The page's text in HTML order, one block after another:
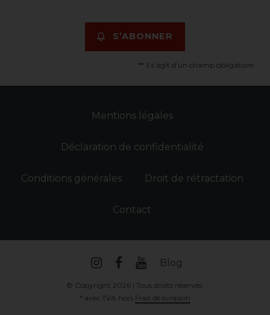
S’ABONNER
** Il s’agit d’un champ obligatoire.
Mentions légales
Déclaration de confidentialité
Conditions générales Droit de rétractation
Contact
Blog
© Copyright 2026 | Tous droits réservés.
* avec TVA hors Frais de livraison